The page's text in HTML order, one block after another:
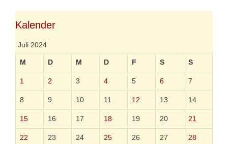
e
e
e
e
n
ö
t
Kalender
Juli 2024
M D M D F S S
1 2 3 4 5 6 7
8 9 10 11 12 13 14
15 16 17 18 19 20 21
22 23 24 25 26 27 28